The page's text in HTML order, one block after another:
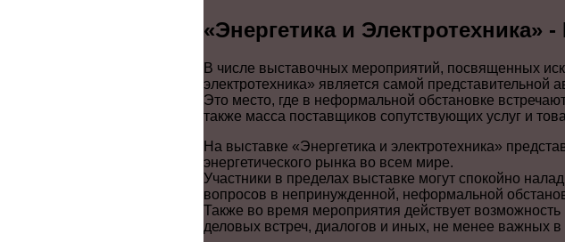
«Энергетика и
В числе выставочных мероприятий, посвященных
электротехника» является самой представительной
Это место, где в неформальной обстановке
также масса поставщиков сопутствующих услуг и
На выставке «Энергетика и электротехника»
энергетического рынка во всем мире.
Участники в пределах выставке могут спокойно
вопросов в непринужденной, неформальной
Также во время мероприятия действует
деловых встреч, диалогов и иных, не менее важных